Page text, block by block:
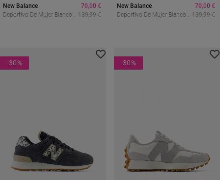
New Balance
Deportivo De Mujer Blanco
70,00 €
139,99 €
New Balance
Deportivo De Mujer Blanco
70,00 €
139,99 €
-30% -30%